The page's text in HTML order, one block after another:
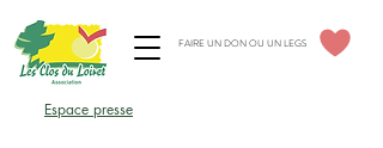
FAIRE UN DON OU UN LEGS
Espace presse